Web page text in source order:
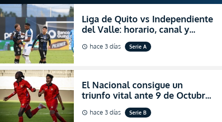
Liga de Quito vs Independiente
del Valle: horario, canal y
dónde ver EN VIVO el
partidazo por la fecha 24 de la
schedule hace 3 días Serie A
El Nacional consigue un
triunfo vital ante 9 de Octubre
para encender la fe en la
salvación
schedule hace 3 días Serie B